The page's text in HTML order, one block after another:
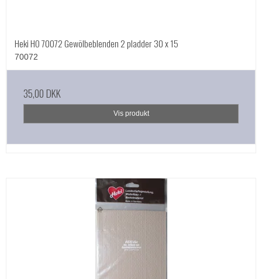
Heki HO 70072 Gewölbeblenden 2 pladder 30 x 15
70072
35,00 DKK
Vis produkt